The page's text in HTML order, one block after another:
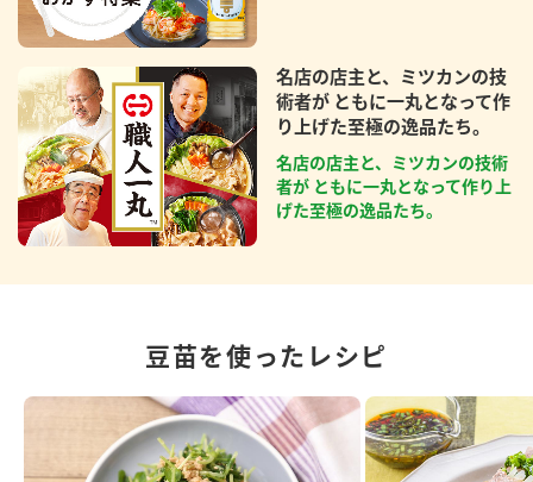
名店の店主と、ミツカンの技
術者が ともに一丸となって作
り上げた至極の逸品たち。
名店の店主と、ミツカンの技術
者が ともに一丸となって作り上
げた至極の逸品たち。
豆苗を使ったレシピ